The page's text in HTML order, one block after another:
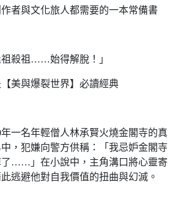
者與文化旅人都需要的一本常備書
殺祖……始得解脫！」
與爆裂世界】必讀經典
名年輕僧人林承賢火燒金閣寺的真
，犯嫌向警方供稱：「我忌妒金閣寺
了……」在小說中，主角溝口將心靈寄
逃避他對自我價值的扭曲與幻滅。